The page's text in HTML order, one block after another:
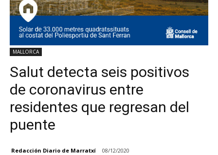
MALLORCA
Salut detecta seis positivos
de coronavirus entre
residentes que regresan del
puente
Redacción Diario de Marratxí 08/12/2020